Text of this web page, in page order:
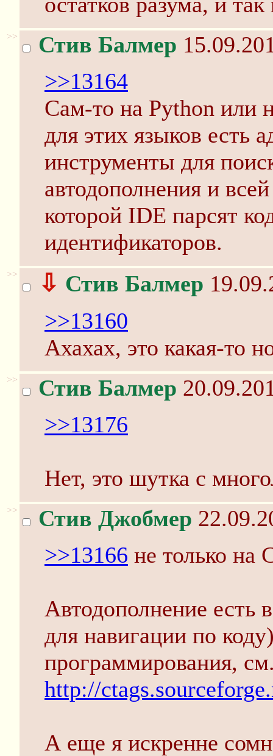
>> Стив Балмер
>>13164
Сам-то на Python или
для этих языков есть
инструменты для
автодополнения и
которой IDE парсят
идентификаторов.
>> ⇩ Стив Балмер
>>13160
Ахахах, это какая-то
>> Стив Балмер
>>13176
Нет, это шутка с
>> Стив Джобмер
>>13166 не только на
Автодополнение есть
для навигации по
программирования,
http://
А еще я искренне